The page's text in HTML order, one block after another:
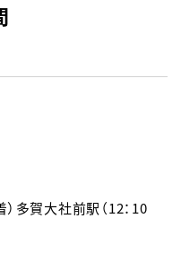
）多賀大社前駅（12：10